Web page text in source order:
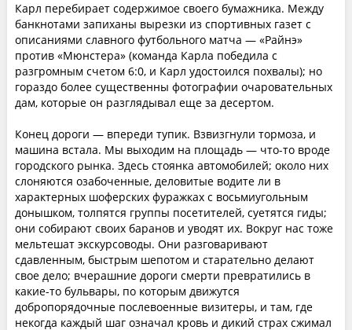
Карл перебирает содержимое своего бумажника. Между
банкнотами запиханы вырезки из спортивных газет с
описаниями славного футбольного матча — «Райнэ»
против «Мюнстера» (команда Карла победила с
разгромным счетом 6:0, и Карл удостоился похвалы); но
гораздо более существенны фотографии очаровательных
дам, которые он разглядывал еще за десертом.
Конец дороги — впереди тупик. Взвизгнули тормоза, и
машина встала. Мы выходим на площадь — что-то вроде
городского рынка. Здесь стоянка автомобилей; около них
слоняются озабоченные, деловитые водите ли в
характерных шоферских фуражках с восьмиугольным
донышком, толпятся группы посетителей, суетятся гиды;
они собирают своих баранов и уводят их. Вокруг нас тоже
мельтешат экскурсоводы. Они разговаривают
сдавленным, быстрым шепотом и старательно делают
свое дело; вчерашние дороги смерти превратились в
какие-то бульвары, по которым движутся
добропорядочные послевоенные визитеры, и там, где
некогда каждый шаг означал кровь и дикий страх сжимал